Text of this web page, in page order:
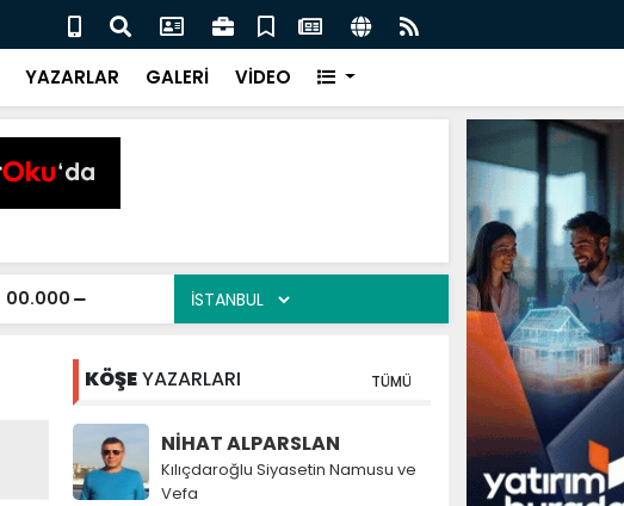
Başkan Kurnaz: İlkadım’da Gönüllere Dokunuyoruz
YAZARLAR GALERİ VİDEO
00.000
KÖŞEYAZARLARI TÜMÜ
NİHAT ALPARSLAN
Kılıçdaroğlu Siyasetin Namusu ve
Vefa